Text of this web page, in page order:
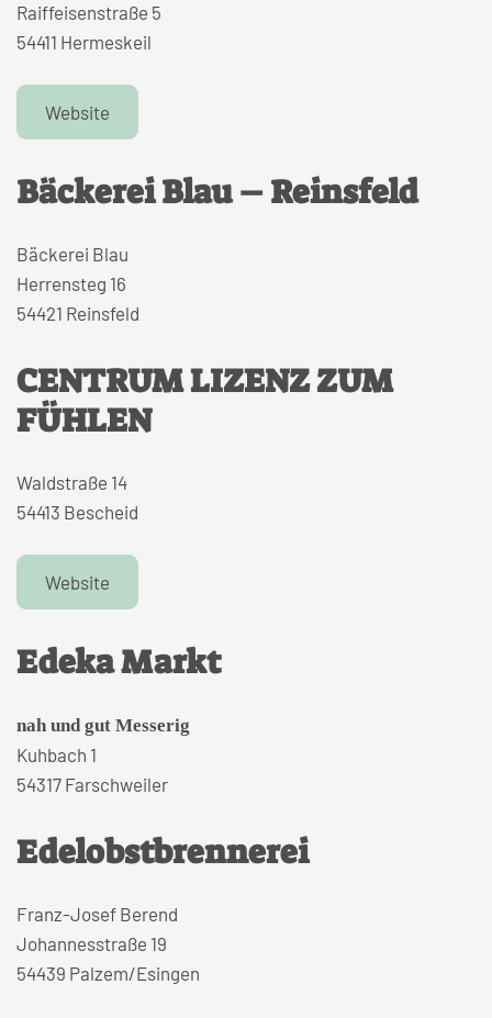
Raiffeisenstraße 5
54411 Hermeskeil
Website
Bäckerei Blau – Reinsfeld
Bäckerei Blau
Herrensteg 16
54421 Reinsfeld
CENTRUM LIZENZ ZUM
FÜHLEN
Waldstraße 14
54413 Bescheid
Website
Edeka Markt
nah und gut Messerig
Kuhbach 1
54317 Farschweiler
Edelobstbrennerei
Franz-Josef Berend
Johannesstraße 19
54439 Palzem/Esingen